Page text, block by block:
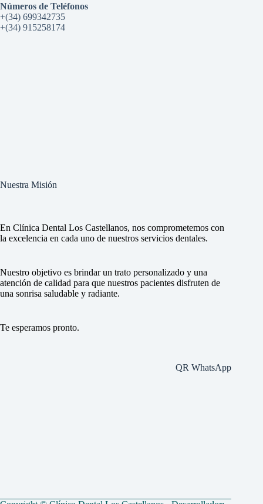
Números de Teléfonos
+(34) 699342735
+(34) 915258174
Nuestra Misión
En Clínica Dental Los Castellanos, nos comprometemos con
la excelencia en cada uno de nuestros servicios dentales.
Nuestro objetivo es brindar un trato personalizado y una
atención de calidad para que nuestros pacientes disfruten de
una sonrisa saludable y radiante.
Te esperamos pronto.
QR WhatsApp